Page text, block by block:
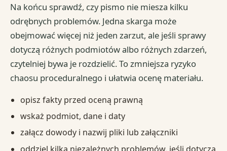
Na końcu sprawdź, czy pismo nie miesza kilku
odrębnych problemów. Jedna skarga może
obejmować więcej niż jeden zarzut, ale jeśli sprawy
dotyczą różnych podmiotów albo różnych zdarzeń,
czytelniej bywa je rozdzielić. To zmniejsza ryzyko
chaosu proceduralnego i ułatwia ocenę materiału.
opisz fakty przed oceną prawną
wskaż podmiot, dane i daty
załącz dowody i nazwij pliki lub załączniki